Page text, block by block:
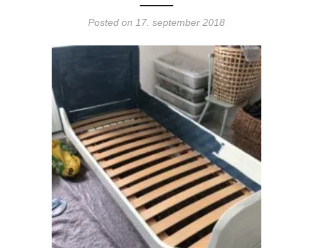
Posted on 17. september 2018